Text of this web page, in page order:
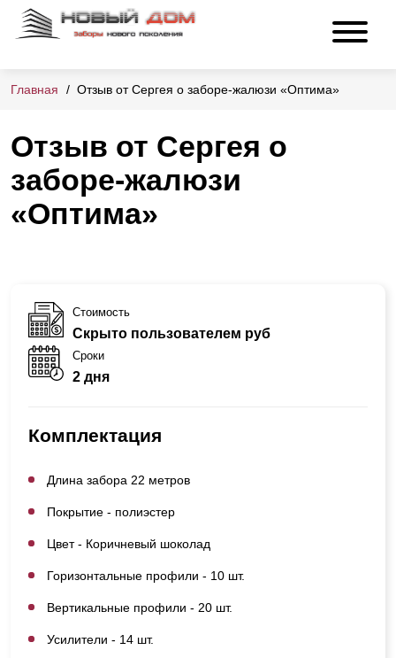
Главная Отзыв от Сергея о заборе-жалюзи «Оптима»
Отзыв от Сергея о
заборе-жалюзи
«Оптима»
Стоимость
Скрыто пользователем руб
Сроки
2 дня
Комплектация
Длина забора 22 метров
Покрытие - полиэстер
Цвет - Коричневый шоколад
Горизонтальные профили - 10 шт.
Вертикальные профили - 20 шт.
Усилители - 14 шт.